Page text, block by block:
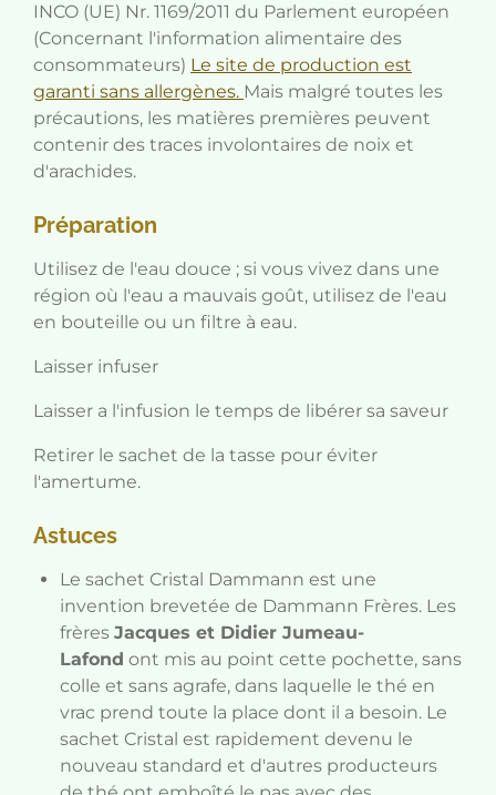
INCO (UE) Nr. 1169/2011 du Parlement européen
(Concernant l'information alimentaire des
consommateurs) Le site de production est
garanti sans allergènes. Mais malgré toutes les
précautions, les matières premières peuvent
contenir des traces involontaires de noix et
d'arachides.
Préparation
Utilisez de l'eau douce ; si vous vivez dans une
région où l'eau a mauvais goût, utilisez de l'eau
en bouteille ou un filtre à eau.
Laisser infuser
Laisser a l'infusion le temps de libérer sa saveur
Retirer le sachet de la tasse pour éviter
l'amertume.
Astuces
Le sachet Cristal Dammann est une
invention brevetée de Dammann Frères. Les
frères Jacques et Didier Jumeau-
Lafond ont mis au point cette pochette, sans
colle et sans agrafe, dans laquelle le thé en
vrac prend toute la place dont il a besoin. Le
sachet Cristal est rapidement devenu le
nouveau standard et d'autres producteurs